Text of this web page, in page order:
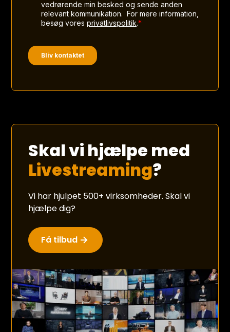
Skal vi hjælpe med
Livestreaming?
Vi har hjulpet 500+ virksomheder. Skal vi
hjælpe dig?
Få tilbud